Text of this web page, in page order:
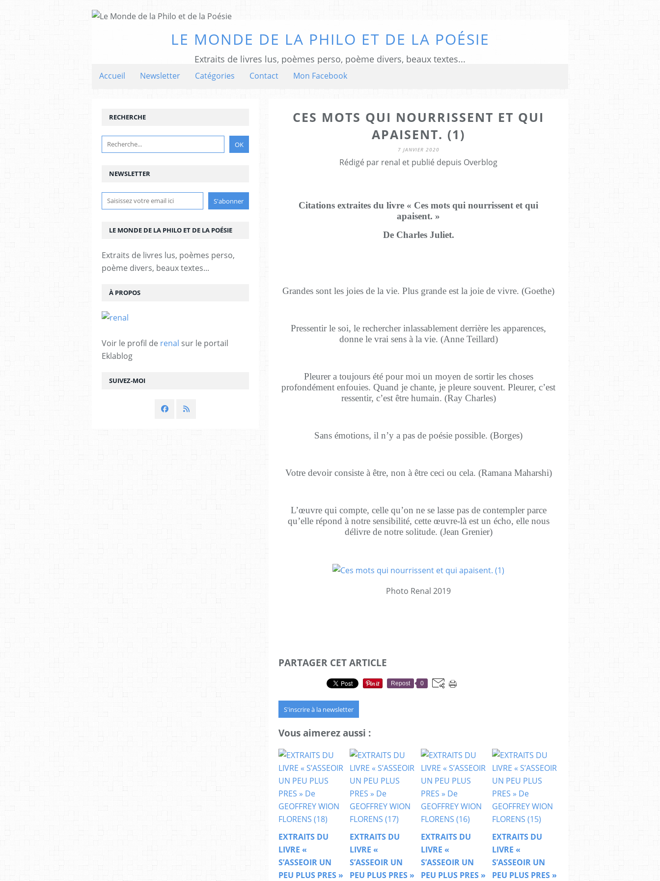
LE MONDE DE LA PHILO ET DE LA POÉSIE
Extraits de livres lus, poèmes perso, poème divers, beaux textes...
Accueil Newsletter Catégories Contact Mon Facebook
CES MOTS QUI NOURRISSENT ET QUI
APAISENT. (1)
7 JANVIER 2020
Rédigé par renal et publié depuis Overblog
Citations extraites du livre « Ces mots qui nourrissent et qui
apaisent. »
De Charles Juliet.
Grandes sont les joies de la vie. Plus grande est la joie de vivre. (Goethe)
Pressentir le soi, le rechercher inlassablement derrière les apparences,
donne le vrai sens à la vie. (Anne Teillard)
Pleurer a toujours été pour moi un moyen de sortir les choses
profondément enfouies. Quand je chante, je pleure souvent. Pleurer, c’est
ressentir, c’est être humain. (Ray Charles)
Sans émotions, il n’y a pas de poésie possible. (Borges)
Votre devoir consiste à être, non à être ceci ou cela. (Ramana Maharshi)
L’œuvre qui compte, celle qu’on ne se lasse pas de contempler parce
qu’elle répond à notre sensibilité, cette œuvre-là est un écho, elle nous
délivre de notre solitude. (Jean Grenier)
Photo Renal 2019
PARTAGER CET ARTICLE
Repost 0
S'inscrire à la newsletter
Vous aimerez aussi :
EXTRAITS DU
LIVRE «
S’ASSEOIR UN
PEU PLUS PRES »
EXTRAITS DU
LIVRE «
S’ASSEOIR UN
PEU PLUS PRES »
EXTRAITS DU
LIVRE «
S’ASSEOIR UN
PEU PLUS PRES »
EXTRAITS DU
LIVRE «
S’ASSEOIR UN
PEU PLUS PRES »
NEWSLETTER
SUIVEZ-MOI
RECHERCHE
LE MONDE DE LA PHILO ET DE LA POÉSIE
Extraits de livres lus, poèmes perso,
poème divers, beaux textes...
À PROPOS
Voir le profil de renal sur le portail
Eklablog